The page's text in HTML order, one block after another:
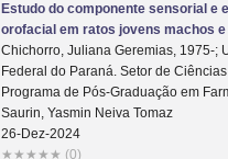
Estudo do componente sensorial e
orofacial em ratos jovens machos
Chichorro, Juliana Geremias, 1975-;
Federal do Paraná. Setor de
Programa de Pós-Graduação em
Saurin, Yasmin Neiva Tomaz
26-Dez-2024
★ ★ ★ ★ ★ (0)